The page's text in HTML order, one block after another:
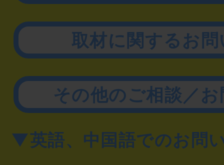
取材に関するお
その他のご相談／
▼英語、中国語でのお問